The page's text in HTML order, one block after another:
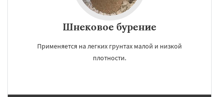
Шнековое бурение
Применяется на легких грунтах малой и низкой
плотности.